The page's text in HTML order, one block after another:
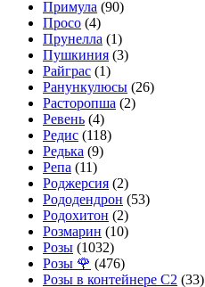
Примула (90)
Просо (4)
Прунелла (1)
Пушкиния (3)
Райграс (1)
Ранункулюсы (26)
Расторопша (2)
Ревень (4)
Редис (118)
Редька (9)
Репа (11)
Роджерсия (2)
Рододендрон (53)
Родохитон (2)
Розмарин (10)
Розы (1032)
Розы 🌹 (476)
Розы в контейнере С2 (33)